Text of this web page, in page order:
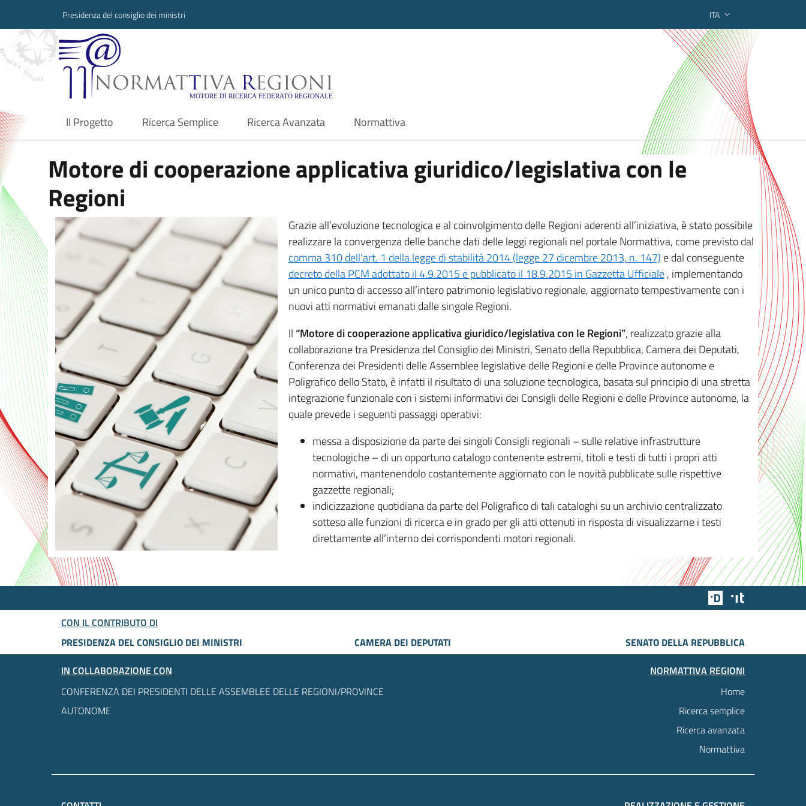
Presidenza del consiglio dei ministri ITA
Normattiva Regioni - Motore di ricerca federato regionale
Il Progetto
current Ricerca Semplice Ricerca Avanzata Normattiva
Motore di cooperazione applicativa giuridico/legislativa con le
Regioni
Grazie all’evoluzione tecnologica e al coinvolgimento delle Regioni aderenti all’iniziativa, è stato possibile
realizzare la convergenza delle banche dati delle leggi regionali nel portale Normattiva, come previsto dal
comma 310 dell’art. 1 della legge di stabilità 2014 (legge 27 dicembre 2013, n. 147) e dal conseguente
decreto della PCM adottato il 4.9.2015 e pubblicato il 18.9.2015 in Gazzetta Ufficiale, implementando
un unico punto di accesso all’intero patrimonio legislativo regionale, aggiornato tempestivamente con i
nuovi atti normativi emanati dalle singole Regioni.
Il “Motore di cooperazione applicativa giuridico/legislativa con le Regioni”, realizzato grazie alla
collaborazione tra Presidenza del Consiglio dei Ministri, Senato della Repubblica, Camera dei Deputati,
Conferenza dei Presidenti delle Assemblee legislative delle Regioni e delle Province autonome e
Poligrafico dello Stato, è infatti il risultato di una soluzione tecnologica, basata sul principio di una stretta
integrazione funzionale con i sistemi informativi dei Consigli delle Regioni e delle Province autonome, la
quale prevede i seguenti passaggi operativi:
messa a disposizione da parte dei singoli Consigli regionali – sulle relative infrastrutture
tecnologiche – di un opportuno catalogo contenente estremi, titoli e testi di tutti i propri atti
normativi, mantenendolo costantemente aggiornato con le novità pubblicate sulle rispettive
gazzette regionali;
indicizzazione quotidiana da parte del Poligrafico di tali cataloghi su un archivio centralizzato
sotteso alle funzioni di ricerca e in grado per gli atti ottenuti in risposta di visualizzarne i testi
direttamente all’interno dei corrispondenti motori regionali.
Team Digitale
CON IL CONTRIBUTO DI
PRESIDENZA DEL CONSIGLIO DEI MINISTRI
CAMERA DEI DEPUTATI
SENATO DELLA REPUBBLICA
IN COLLABORAZIONE CON
CONFERENZA DEI PRESIDENTI DELLE ASSEMBLEE DELLE REGIONI/PROVINCE
AUTONOME
NORMATTIVA REGIONI
Home
Ricerca semplice
Ricerca avanzata
Normattiva